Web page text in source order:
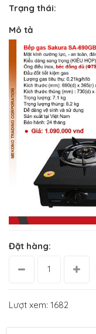
Trạng thái:
Mô tả
Đặt hàng:
Lượt xem: 1682